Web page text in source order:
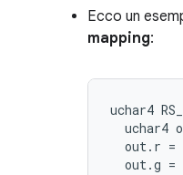
Ecco un
mapping:
uchar4
uchar4
out. r =
out.g =